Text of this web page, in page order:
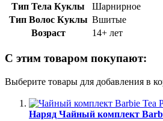
Тип Тела Куклы
Шарнирное
Тип Волос Куклы Вшитые
Возраст
14+ лет
С этим товаром покупают:
Выберите товары для добавления в
Наряд Чайный комплект